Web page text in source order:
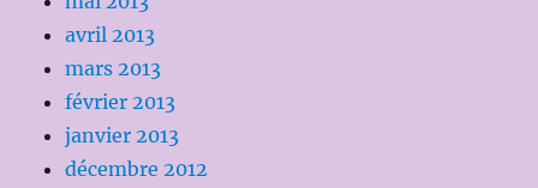
avril 2013
mars 2013
février 2013
janvier 2013
décembre 2012